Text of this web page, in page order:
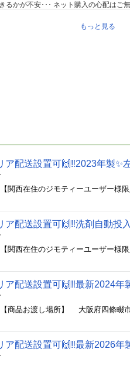
るかが不安･･･ ネット購入の心配はご
だけます。 気になる商品の下見はもち
もっと見る
ア配送設置可🙌‼️2023年製✨
ア配送設置可🙌‼️洗剤自動投
ア配送設置可🙌‼️最新2024年
ア配送設置可🙌‼️最新2026年